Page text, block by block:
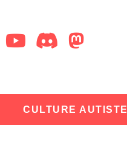
CULTURE AUTISTE